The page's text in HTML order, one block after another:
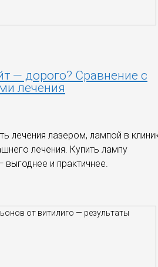
— дорого? Сравнение с
лечения
лечения лазером, лампой в
лечения. Купить лампу
и практичнее.